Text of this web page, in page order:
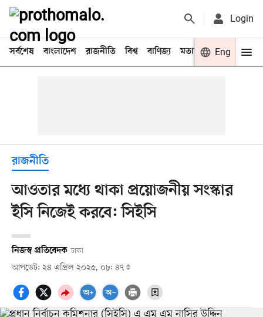
Login
সর্বশেষ বাংলাদেশ রাজনীতি বিশ্ব বাণিজ্য মতামত খেলা
Eng
রাজনীতি
আওতার মধ্যে থাকা প্রয়োজনীয় সংস্কার
ইসি নিজেই করবে: সিইসি
নিজস্ব প্রতিবেদক ঢাকা
আপডেট: ২৪ এপ্রিল ২০২৫, ০৮: ৪৭